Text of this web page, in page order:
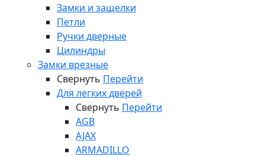
Замки и защелки
Петли
Ручки дверные
Цилиндры
Замки врезные
Свернуть Перейти
Для легких дверей
Свернуть Перейти
AGB
AJAX
ARMADILLO